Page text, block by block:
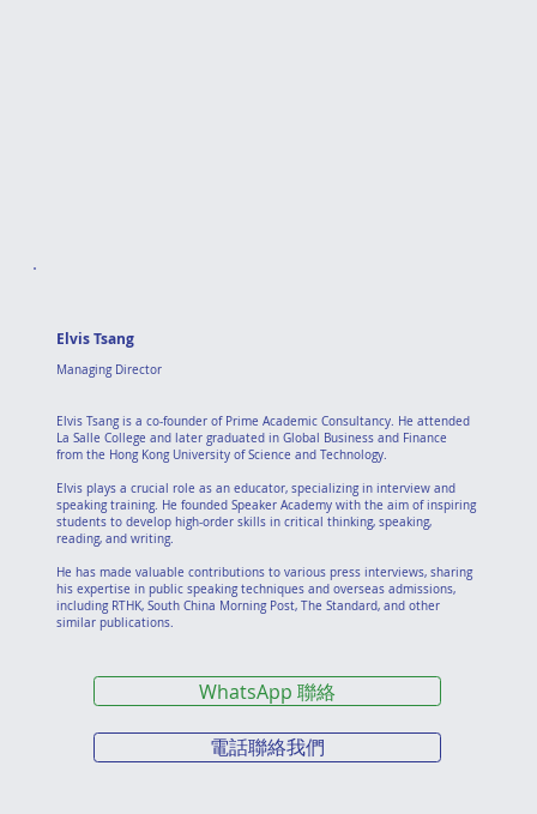
Managing Director
Elvis Tsang
電話聯絡我們
WhatsApp 聯絡
Elvis Tsang is a co-founder of Prime Academic Consultancy. He attended
La Salle College and later graduated in Global Business and Finance
from the Hong Kong University of Science and Technology.
Elvis plays a crucial role as an educator, specializing in interview and
speaking training. He founded Speaker Academy with the aim of inspiring
students to develop high-order skills in critical thinking, speaking,
reading, and writing.
He has made valuable contributions to various press interviews, sharing
his expertise in public speaking techniques and overseas admissions,
including RTHK, South China Morning Post, The Standard, and other
similar publications.